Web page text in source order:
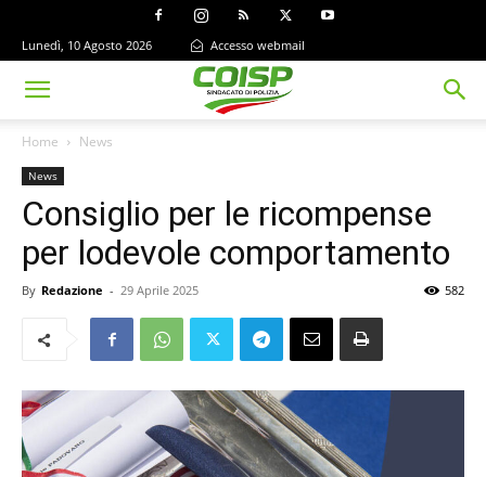
Lunedì, 10 Agosto 2026 Accesso webmail
Home News
News
Consiglio per le ricompense
per lodevole comportamento
By Redazione - 29 Aprile 2025 582